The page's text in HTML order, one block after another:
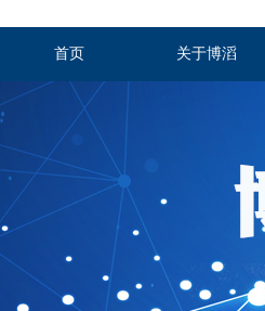
首页 关于博滔